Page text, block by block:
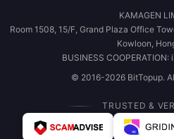
KAMAGEN
Room 1508, 15/F, Grand Plaza Office
Kowloon,
BUSINESS
© 2016-2026 BitTopup.
TRUSTED &